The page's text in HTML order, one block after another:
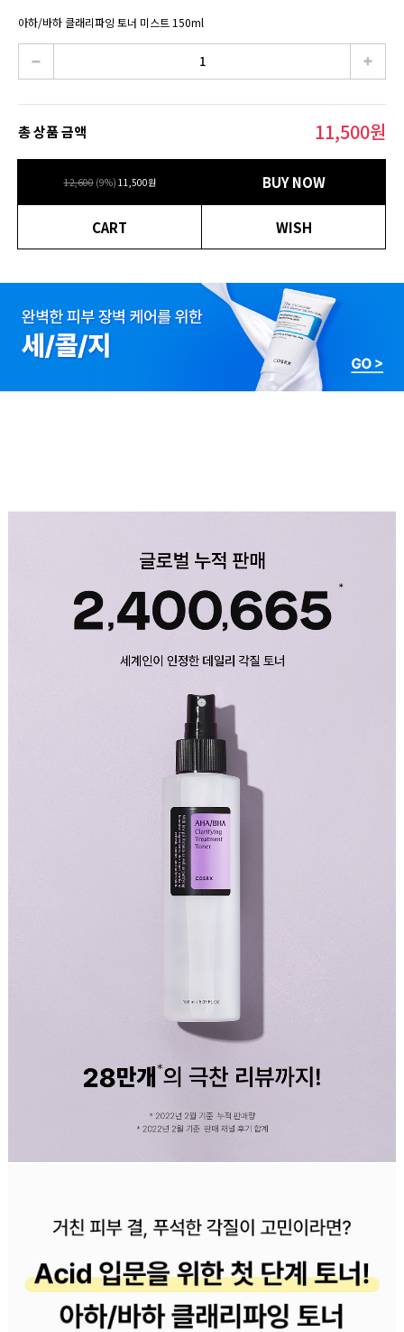
아하/바하 클래리파잉 토너 미스트 150ml
총 상품 금액 11,500원
12,600 (9%) 11,500원 BUY NOW
CART WISH